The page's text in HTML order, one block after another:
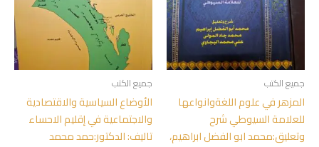
جميع الكتب
المزهر في علوم اللغةوانواعها
للعلامة السيوطي شرح
وتعليق:محمد ابو الفضل ابراهيم،
جميع الكتب
الأوضاع السياسية والاقتصادية
والاجتماعية في إقليم الاحساء
تاليف: الدكتور:حمد محمد